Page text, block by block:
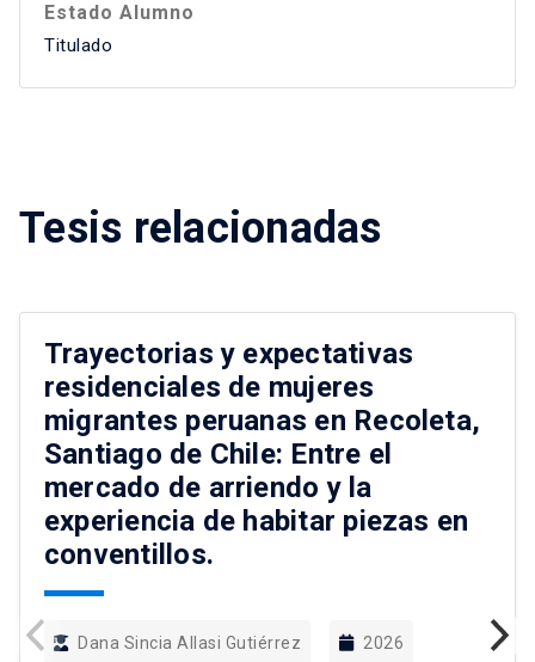
Estado Alumno
Titulado
Tesis relacionadas
Trayectorias y expectativas
residenciales de mujeres
migrantes peruanas en Recoleta,
Santiago de Chile: Entre el
mercado de arriendo y la
experiencia de habitar piezas en
conventillos.
Dana Sincia Allasi Gutiérrez 2026